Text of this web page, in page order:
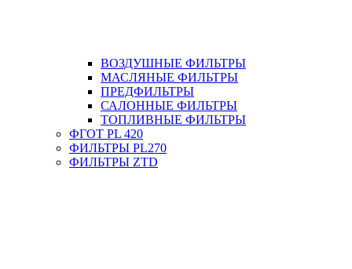
ВОЗДУШНЫЕ ФИЛЬТРЫ
МАСЛЯНЫЕ ФИЛЬТРЫ
ПРЕДФИЛЬТРЫ
САЛОННЫЕ ФИЛЬТРЫ
ТОПЛИВНЫЕ ФИЛЬТРЫ
ФГОТ PL 420
ФИЛЬТРЫ PL270
ФИЛЬТРЫ ZTD